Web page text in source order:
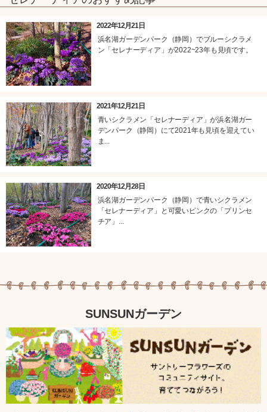
2022年12月21日
浜名湖ガーデンパーク（静岡）でブルーシクラメ
ン「セレナーディア」が2022~23年も見頃です。
2021年12月21日
青いシクラメン「セレナーディア」が浜名湖ガー
デンパーク（静岡）にて2021年も見頃を迎えてい
ま...
2020年12月28日
浜名湖ガーデンパーク（静岡）で青いシクラメン
「セレナーディア」と可愛いピンクの「プリンセ
チア」...
SUNSUNガーデン